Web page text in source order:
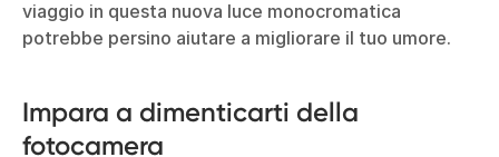
viaggio in questa nuova luce monocromatica
potrebbe persino aiutare a migliorare il tuo umore.
Impara a dimenticarti della
fotocamera